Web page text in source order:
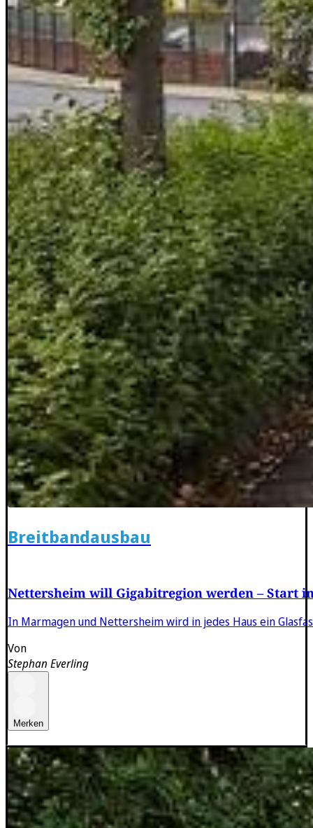
Breitbandausbau
Nettersheim will Gigabitregion werden – Start
In Marmagen und Nettersheim wird in jedes Haus ein
Von
Stephan Everling
Merken